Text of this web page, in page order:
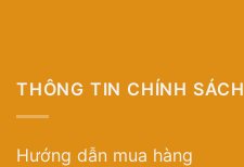
THÔNG TIN CHÍNH SÁCH
Hướng dẫn mua hàng